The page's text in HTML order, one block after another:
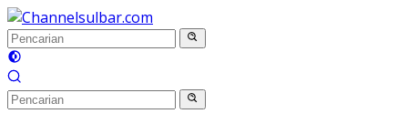
Langsung
ke
konten